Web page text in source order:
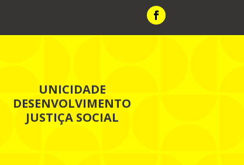
UNICIDADE
DESENVOLVIMENTO
JUSTIÇA SOCIAL